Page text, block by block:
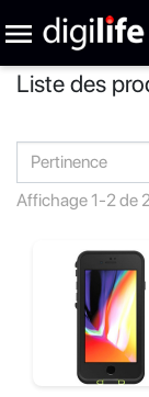

Liste des
Affichage 1-2 de